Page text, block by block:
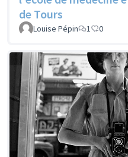
de Tours
Louise Pépin 1 0